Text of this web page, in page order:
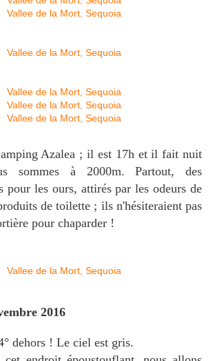
Azalea ; il est 17h et il fait nuit
sommes à 2000m. Partout, des
pour les ours, attirés par les odeurs de
de toilette ; ils n'hésiteraient pas
pour chaparder !
2016
dehors ! Le ciel est gris.